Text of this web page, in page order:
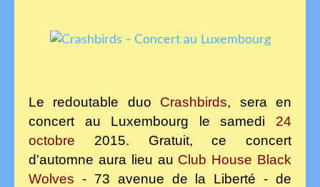
Le redoutable duo Crashbirds, sera en
concert au Luxembourg le samedi 24
octobre 2015. Gratuit, ce concert
d'automne aura lieu au Club House Black
Wolves - 73 avenue de la Liberté - de